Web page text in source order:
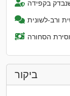
בקפידה
ורב-לשונית
ביקור